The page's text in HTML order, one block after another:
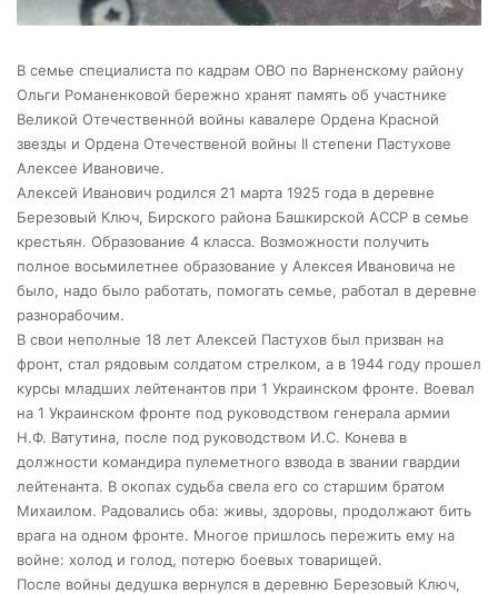
В семье специалиста по кадрам ОВО по Варненскому району
Ольги Романенковой бережно хранят память об участнике
Великой Отечественной войны кавалере Ордена Красной
звезды и Ордена Отечественой войны II степени Пастухове
Алексее Ивановиче.
Алексей Иванович родился 21 марта 1925 года в деревне
Березовый Ключ, Бирского района Башкирской АССР в семье
крестьян. Образование 4 класса. Возможности получить
полное восьмилетнее образование у Алексея Ивановича не
было, надо было работать, помогать семье, работал в деревне
разнорабочим.
В свои неполные 18 лет Алексей Пастухов был призван на
фронт, стал рядовым солдатом стрелком, а в 1944 году прошел
курсы младших лейтенантов при 1 Украинском фронте. Воевал
на 1 Украинском фронте под руководством генерала армии
Н.Ф. Ватутина, после под руководством И.С. Конева в
должности командира пулеметного взвода в звании гвардии
лейтенанта. В окопах судьба свела его со старшим братом
Михаилом. Радовались оба: живы, здоровы, продолжают бить
врага на одном фронте. Многое пришлось пережить ему на
войне: холод и голод, потерю боевых товарищей.
После войны дедушка вернулся в деревню Березовый Ключ,